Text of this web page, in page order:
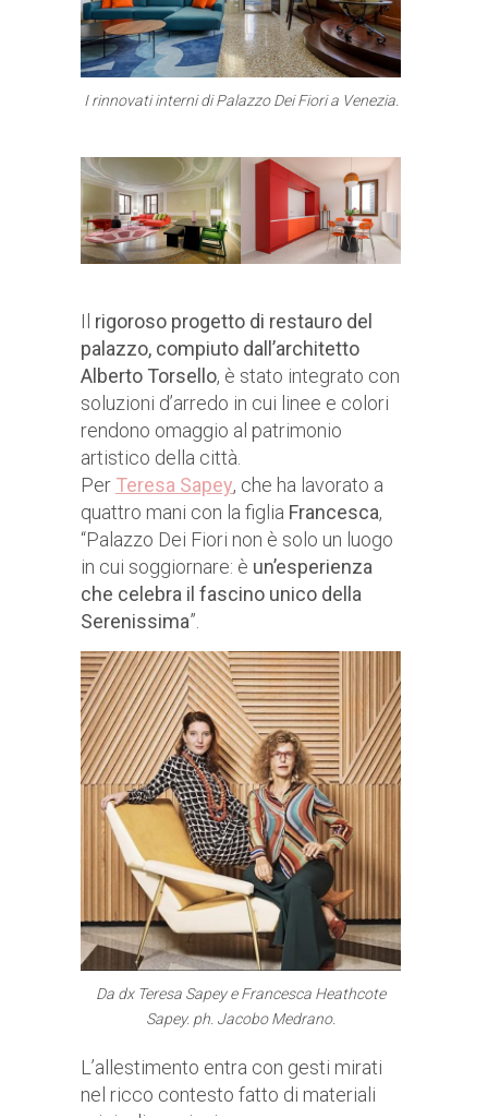
I rinnovati interni di Palazzo Dei Fiori a Venezia.
Il rigoroso progetto di restauro del
palazzo, compiuto dall’architetto
Alberto Torsello, è stato integrato con
soluzioni d’arredo in cui linee e colori
rendono omaggio al patrimonio
artistico della città.
Per Teresa Sapey, che ha lavorato a
quattro mani con la figlia Francesca,
“Palazzo Dei Fiori non è solo un luogo
in cui soggiornare: è un’esperienza
che celebra il fascino unico della
Serenissima”.
Da dx Teresa Sapey e Francesca Heathcote
Sapey. ph. Jacobo Medrano.
L’allestimento entra con gesti mirati
nel ricco contesto fatto di materiali